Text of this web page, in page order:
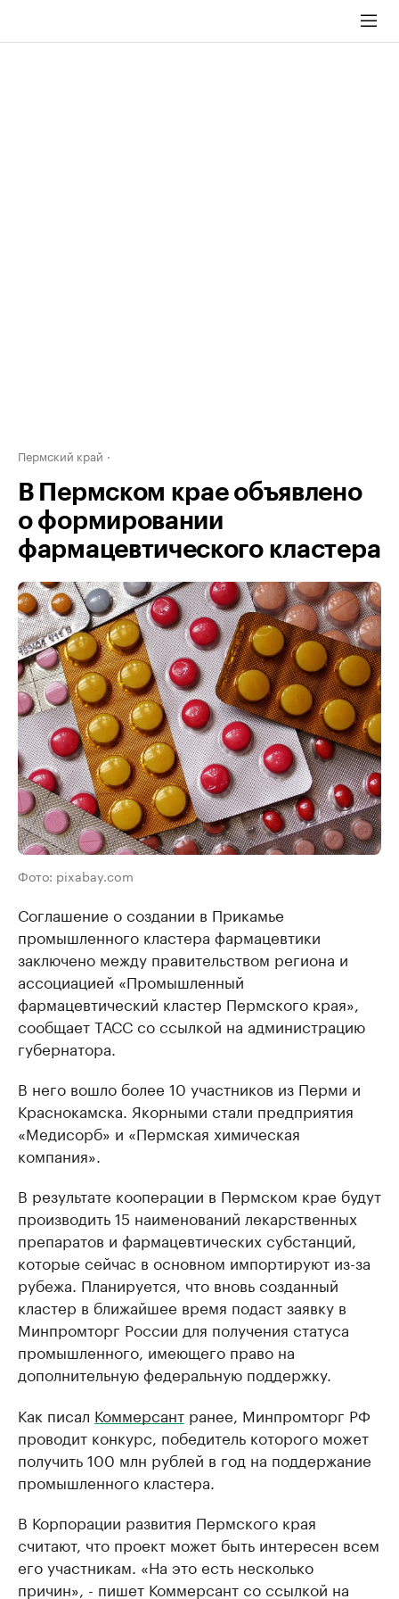
Пермский край
В Пермском крае объявлено
о формировании
фармацевтического кластера
Фото: pixabay.com
Соглашение о создании в Прикамье
промышленного кластера фармацевтики
заключено между правительством региона и
ассоциацией «Промышленный
фармацевтический кластер Пермского края»,
сообщает ТАСС со ссылкой на администрацию
губернатора.
В него вошло более 10 участников из Перми и
Краснокамска. Якорными стали предприятия
«Медисорб» и «Пермская химическая
компания».
В результате кооперации в Пермском крае будут
производить 15 наименований лекарственных
препаратов и фармацевтических субстанций,
которые сейчас в основном импортируют из-за
рубежа. Планируется, что вновь созданный
кластер в ближайшее время подаст заявку в
Минпромторг России для получения статуса
промышленного, имеющего право на
дополнительную федеральную поддержку.
Как писал Коммерсант ранее, Минпромторг РФ
проводит конкурс, победитель которого может
получить 100 млн рублей в год на поддержание
промышленного кластера.
В Корпорации развития Пермского края
считают, что проект может быть интересен всем
его участникам. «На это есть несколько
причин», - пишет Коммерсант со ссылкой на